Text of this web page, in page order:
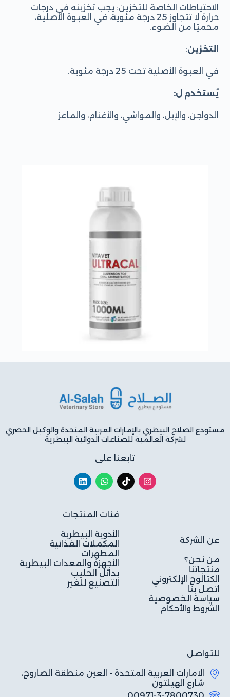
الاحتياطات الخاصة للتخزين: يجب تخزينه في درجات
حرارة لا تتجاوز 25 درجة مئوية، في العبوة الأصلية،
محميًا من الضوء.
التخزين:
في العبوة الأصلية تحت 25 درجة مئوية.
يُستخدم ل:
الدواجن، والإبل، والمواشي، والأغنام، والماعز
مستودع الصلاح البيطري بالإمارات العربية المتحدة والوكيل الحصري
لشركة العالمية للصناعات الدوائية البيطرية
تابعنا على
عن الشركة
من نحن؟
منتجاتنا
الكتالوج الإلكتروني
اتصل بنا
سياسة الخصوصية
الشروط والأحكام
فئات المنتجات
الأدوية البيطرية
المكملات الغذائية
المطهرات
الأجهزة والمعدات البيطرية
بدائل الحليب
التصنيع للغير
للتواصل
الامارات العربية المتحدة - العين منطقة الصاروج،
شارع الهيلتون